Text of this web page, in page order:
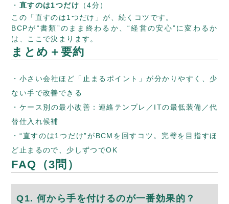
直すのは1つだけ （4分）
この「直すのは1つだけ」が、続くコツです。
BCPが“書類”のまま終わるか、“経営の安心”に変わるか
は、ここで決まります。
まとめ＋要約
小さい会社ほど「止まるポイント」が分かりやすく、少
ない手で改善できる
ケース別の最小改善：連絡テンプレ／ITの最低装備／代
替仕入れ候補
“直すのは1つだけ”がBCMを回すコツ。完璧を目指すほ
ど止まるので、少しずつでOK
FAQ（3問）
Q1. 何から手を付けるのが一番効果的？